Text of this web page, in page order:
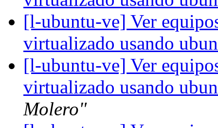
[l-ubuntu-ve] Ver
virtualizado usando
[l-ubuntu-ve] Ver
virtualizado usando
Molero"